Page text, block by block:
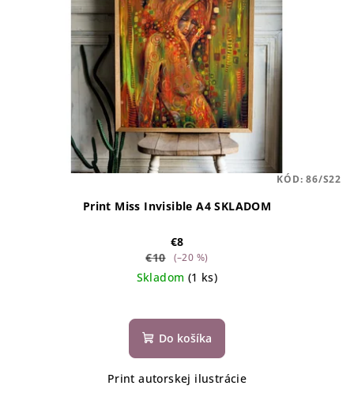
Print Miss Invisible A4 SKLADOM
€8
€10
(–20 %)
Skladom (1 ks)
Do košíka
Print autorskej ilustrácie
KÓD:86/S22